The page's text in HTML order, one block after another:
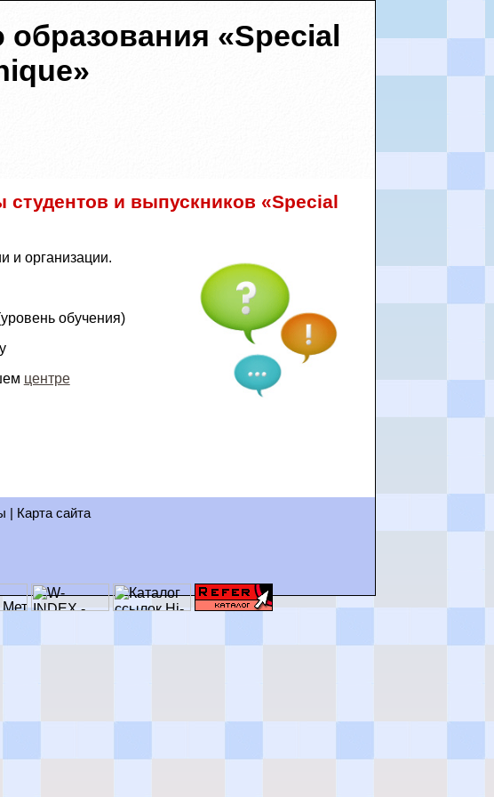
«Special
и выпускников «Special
и организации.
обучения)
центре
Карта сайта